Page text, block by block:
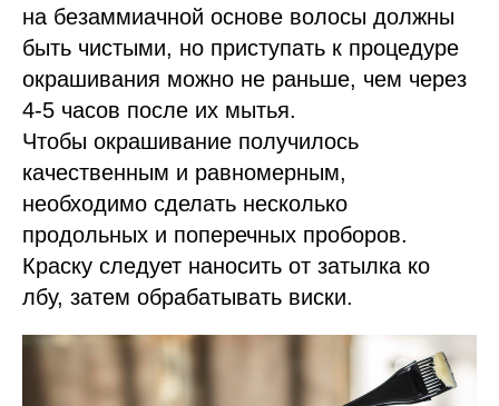
на безаммиачной основе волосы должны
быть чистыми, но приступать к процедуре
окрашивания можно не раньше, чем через
4-5 часов после их мытья.
Чтобы окрашивание получилось
качественным и равномерным,
необходимо сделать несколько
продольных и поперечных проборов.
Краску следует наносить от затылка ко
лбу, затем обрабатывать виски.